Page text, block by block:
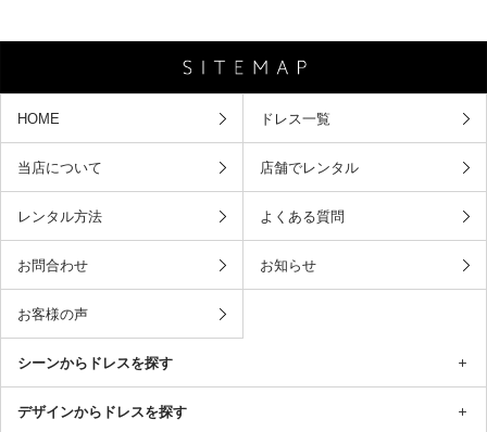
HOME ドレス一覧
当店について 店舗でレンタル
レンタル方法 よくある質問
お問合わせ お知らせ
お客様の声
シーンからドレスを探す
デザインからドレスを探す